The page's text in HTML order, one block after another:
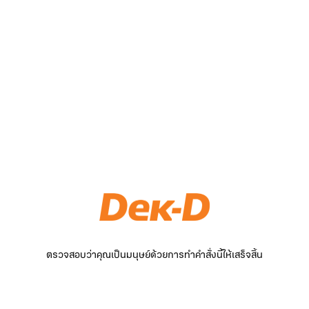
ตรวจสอบว่าคุณเป็นมนุษย์ด้วยการทำคำสั่งนี้ให้เสร็จสิ้น